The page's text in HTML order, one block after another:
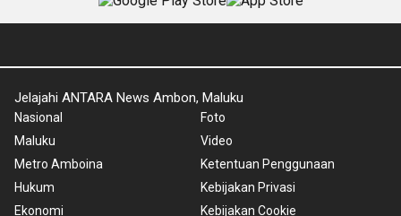
Jelajahi ANTARA News Ambon, Maluku
Nasional
Maluku
Metro Amboina
Hukum
Ekonomi
Foto
Video
Ketentuan Penggunaan
Kebijakan Privasi
Kebijakan Cookie